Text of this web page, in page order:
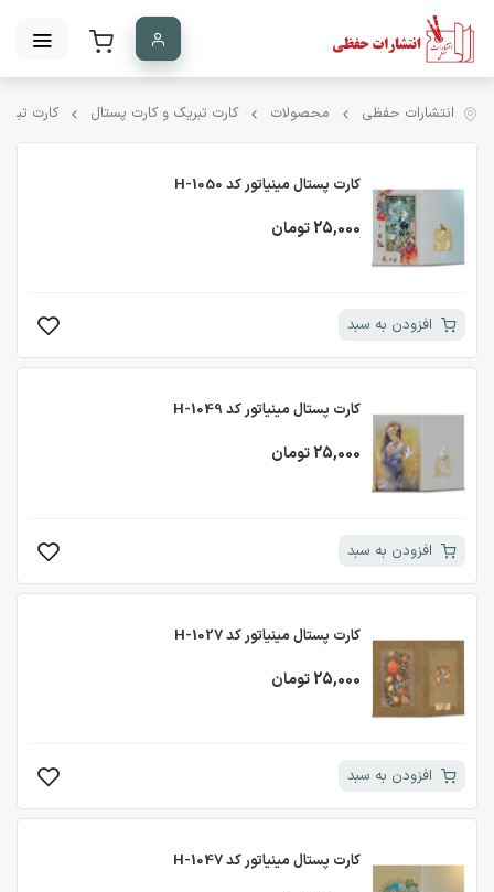
انتشارات حفظی محصولات کارت تبریک و کارت پستال کارت
کارت پستال مینیاتور کد H-1050
25,000 تومان
افزودن به سبد
کارت پستال مینیاتور کد H-1049
25,000 تومان
افزودن به سبد
کارت پستال مینیاتور کد H-1027
25,000 تومان
افزودن به سبد
کارت پستال مینیاتور کد H-1047